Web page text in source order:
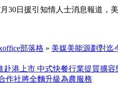
日援引知情人士消息報道，美
部落格 » 美媒美能源劃對迄
赴港上市 中式快餐行業提質擴容
作社將全麵升級為農服務